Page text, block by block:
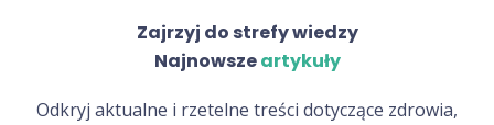
Zajrzyj do strefy wiedzy
Najnowszeartykuły
Odkryj aktualne i rzetelne treści dotyczące zdrowia,